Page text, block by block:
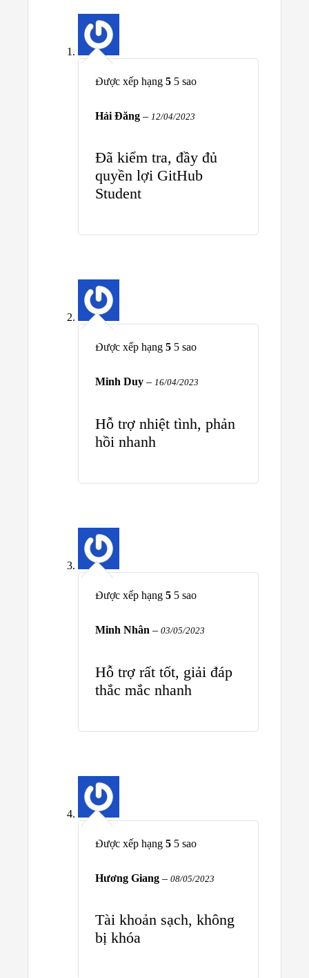
Được xếp hạng 5 5 sao
Hải Đăng – 12/04/2023
Đã kiểm tra, đầy đủ
quyền lợi GitHub
Student
Được xếp hạng 5 5 sao
Minh Duy – 16/04/2023
Hỗ trợ nhiệt tình, phản
hồi nhanh
Được xếp hạng 5 5 sao
Minh Nhân – 03/05/2023
Hỗ trợ rất tốt, giải đáp
thắc mắc nhanh
Được xếp hạng 5 5 sao
Hương Giang – 08/05/2023
Tài khoản sạch, không
bị khóa